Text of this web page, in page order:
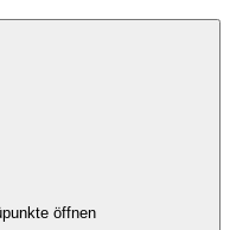
öffnen